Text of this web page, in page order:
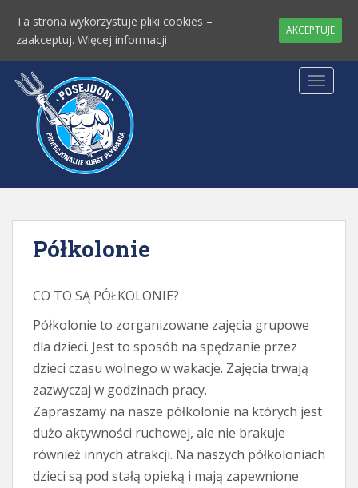
Półkolonie
CO TO SĄ PÓŁKOLONIE?
Półkolonie to zorganizowane zajęcia grupowe
dla dzieci. Jest to sposób na spędzanie przez
dzieci czasu wolnego w wakacje. Zajęcia trwają
zazwyczaj w godzinach pracy.
Zapraszamy na nasze półkolonie na których jest
dużo aktywności ruchowej, ale nie brakuje
również innych atrakcji. Na naszych półkoloniach
dzieci są pod stałą opieką i mają zapewnione
Ta strona wykorzystuje pliki cookies –
zaakceptuj. Więcej informacji
AKCEPTUJE